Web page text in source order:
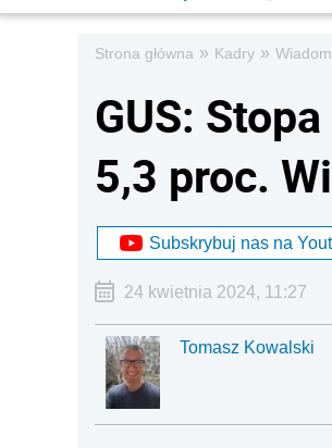
Strona główna » Kadry »
GUS:
5,3 proc.
Subskrybuj nas na
24 kwietnia 2024, 11:27
Tomasz Kowalski